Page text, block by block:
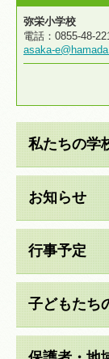
弥栄小学校
電話：0855-48-
asaka-
私たちの学
お知らせ
行事予定
子どもたち